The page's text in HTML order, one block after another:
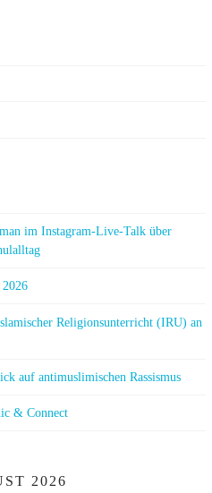
im Instagram-Live-Talk über
Religionsunterricht (IRU) an
auf antimuslimischen Rassismus
& Connect
2026